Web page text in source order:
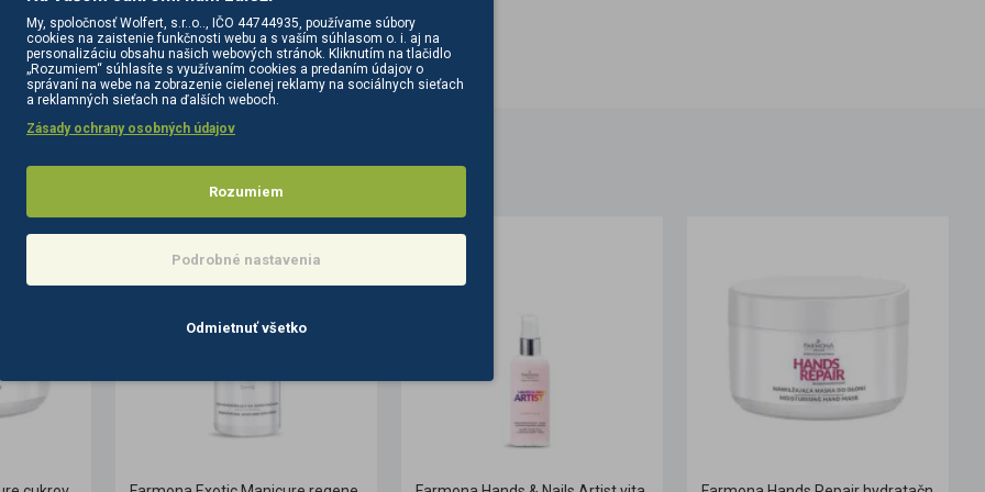
PODOBNÉ PRODUKTY SÚVISIACE PRODUKTY
My, spoločnosť Wolfert, s.r..o.., IČO 44744935, používame súbory
cookies na zaistenie funkčnosti webu a s vaším súhlasom o. i. aj na
personalizáciu obsahu našich webových stránok. Kliknutím na tlačidlo
„Rozumiem“ súhlasíte s využívaním cookies a predaním údajov o
správaní na webe na zobrazenie cielenej reklamy na sociálnych sieťach
a reklamných sieťach na ďalších weboch.
Zásady ochrany osobných údajov
Rozumiem
Podrobné nastavenia
Odmietnuť všetko